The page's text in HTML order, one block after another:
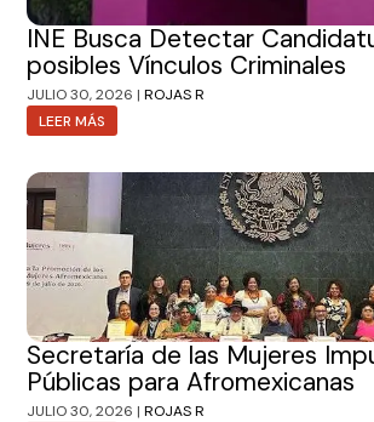
INE Busca Detectar
posibles Vínculos Criminales
JULIO 30, 2026 |ROJAS R
LEER MÁS
Secretaría de las Mujeres
Públicas para Afromexicanas
JULIO 30, 2026 |ROJAS R